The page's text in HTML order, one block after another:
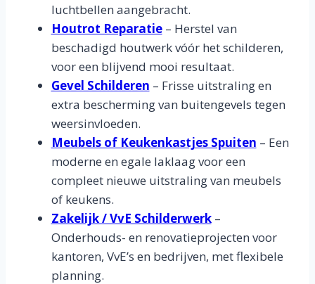
luchtbellen aangebracht.
Houtrot Reparatie– Herstel van
beschadigd houtwerk vóór het schilderen,
voor een blijvend mooi resultaat.
Gevel Schilderen – Frisse uitstraling en
extra bescherming van buitengevels tegen
weersinvloeden.
Meubels of Keukenkastjes Spuiten – Een
moderne en egale laklaag voor een
compleet nieuwe uitstraling van meubels
of keukens.
Zakelijk / VvE Schilderwerk–
Onderhouds- en renovatieprojecten voor
kantoren, VvE’s en bedrijven, met flexibele
planning.